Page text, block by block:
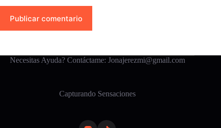
Publicar comentario
Necesitas Ayuda? Contáctame: Jonajerezmi@gmail.com
Capturando Sensaciones